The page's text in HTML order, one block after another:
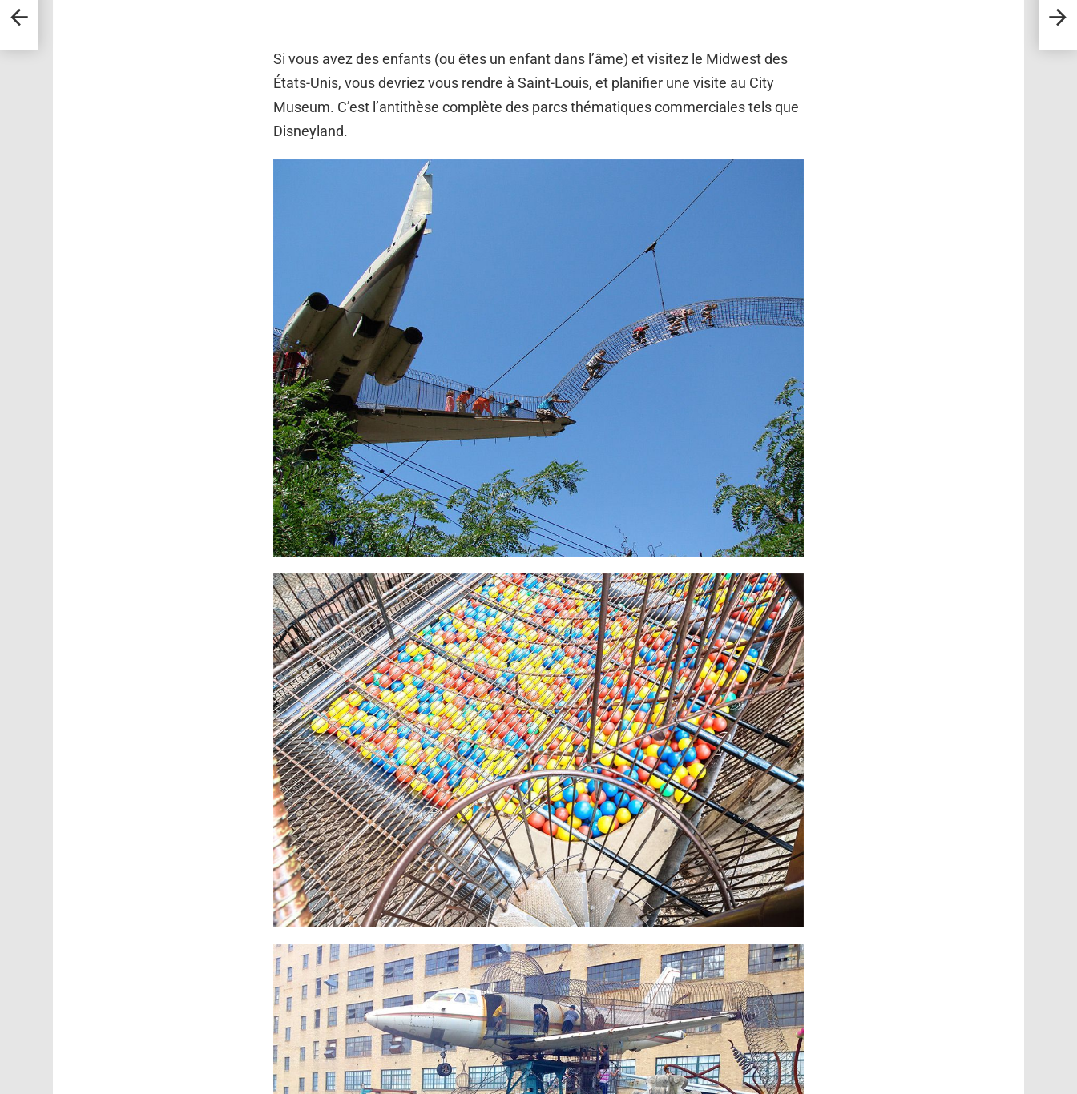
Si vous avez des enfants (ou êtes un enfant dans l’âme) et visitez le Midwest des
États-Unis, vous devriez vous rendre à Saint-Louis, et planifier une visite au City
Museum. C’est l’antithèse complète des parcs thématiques commerciales tels que
Disneyland.
par